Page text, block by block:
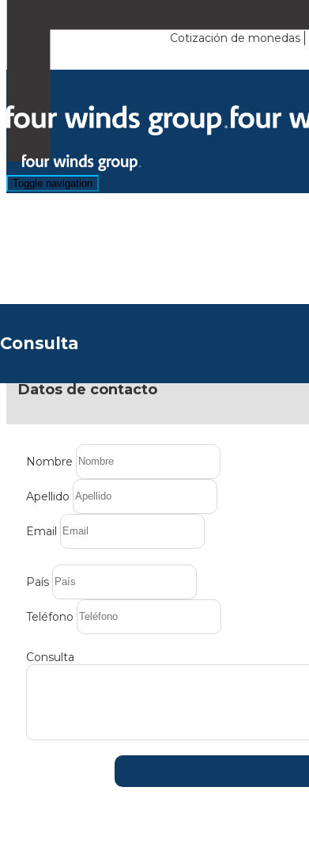
Cotización de monedas
Toggle navigation
ConsultaMuchas gracias.
Datos de contacto
Nombre
Apellido
Email
País
Teléfono
Consulta